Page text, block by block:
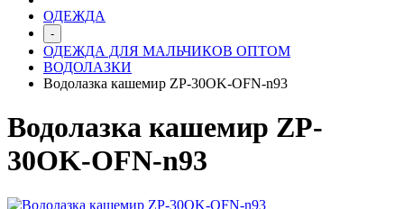
ОДЕЖДА
-
ОДЕЖДА ДЛЯ МАЛЬЧИКОВ ОПТОМ
ВОДОЛАЗКИ
Водолазка кашемир ZP-30OK-OFN-n93
Водолазка кашемир ZP-
30OK-OFN-n93